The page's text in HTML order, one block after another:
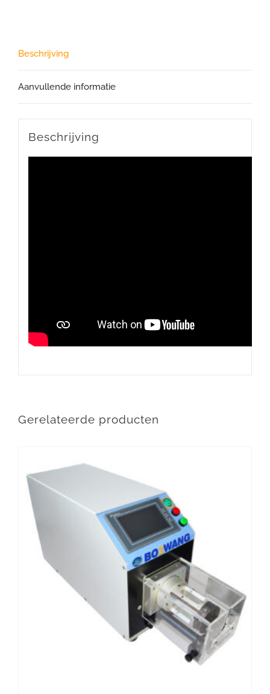
Beschrijving
Aanvullende informatie
Beschrijving
Gerelateerde producten